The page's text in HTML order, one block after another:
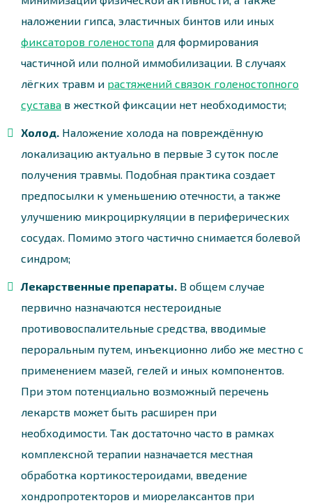
наложении гипса, эластичных бинтов или иных
фиксаторов голеностопа для формирования
частичной или полной иммобилизации. В случаях
лёгких травм и растяжений связок голеностопного
сустава в жесткой фиксации нет необходимости;
Холод. Наложение холода на повреждённую
локализацию актуально в первые 3 суток после
получения травмы. Подобная практика создает
предпосылки к уменьшению отечности, а также
улучшению микроциркуляции в периферических
сосудах. Помимо этого частично снимается болевой
синдром;
Лекарственные препараты. В общем случае
первично назначаются нестероидные
противовоспалительные средства, вводимые
пероральным путем, инъекционно либо же местно с
применением мазей, гелей и иных компонентов.
При этом потенциально возможный перечень
лекарств может быть расширен при
необходимости. Так достаточно часто в рамках
комплексной терапии назначается местная
обработка кортикостероидами, введение
хондропротекторов и миорелаксантов при